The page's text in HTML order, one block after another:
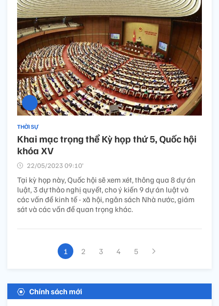
THỜI SỰ
Khai mạc trọng thể Kỳ họp thứ 5, Quốc hội
khóa XV
22/05/2023 09:10’
Tại kỳ họp này, Quốc hội sẽ xem xét, thông qua 8 dự án
luật, 3 dự thảo nghị quyết, cho ý kiến 9 dự án luật và
các vấn đề kinh tế - xã hội, ngân sách Nhà nước, giám
sát và các vấn đề quan trọng khác.
1 2 3 4 5
Chính sách mới